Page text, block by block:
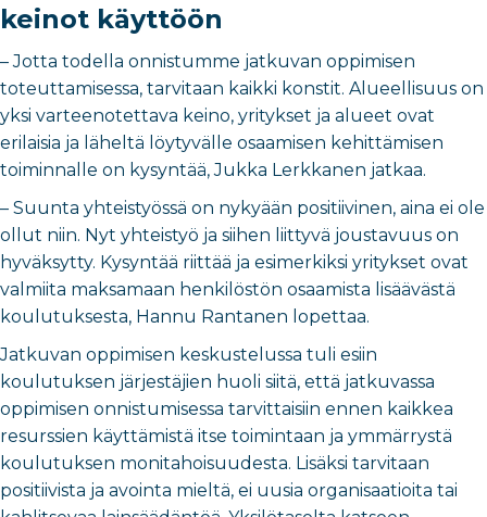
keinot käyttöön
– Jotta todella onnistumme jatkuvan oppimisen
toteuttamisessa, tarvitaan kaikki konstit. Alueellisuus on
yksi varteenotettava keino, yritykset ja alueet ovat
erilaisia ja läheltä löytyvälle osaamisen kehittämisen
toiminnalle on kysyntää, Jukka Lerkkanen jatkaa.
– Suunta yhteistyössä on nykyään positiivinen, aina ei ole
ollut niin. Nyt yhteistyö ja siihen liittyvä joustavuus on
hyväksytty. Kysyntää riittää ja esimerkiksi yritykset ovat
valmiita maksamaan henkilöstön osaamista lisäävästä
koulutuksesta, Hannu Rantanen lopettaa.
Jatkuvan oppimisen keskustelussa tuli esiin
koulutuksen järjestäjien huoli siitä, että jatkuvassa
oppimisen onnistumisessa tarvittaisiin ennen kaikkea
resurssien käyttämistä itse toimintaan ja ymmärrystä
koulutuksen monitahoisuudesta. Lisäksi tarvitaan
positiivista ja avointa mieltä, ei uusia organisaatioita tai